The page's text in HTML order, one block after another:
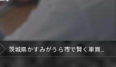
茨城県かすみがうら市で賢く車買取！スマイルカーズの特徴と利用法